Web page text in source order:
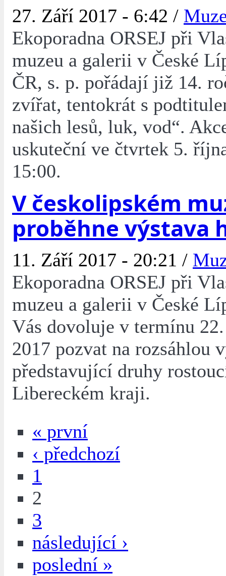
27. Září 2017 - 6:42 /
Ekoporadna ORSEJ při
muzeu a galerii v České
ČR, s. p. pořádají již 14.
zvířat, tentokrát s
našich lesů, luk, vod“.
uskuteční ve čtvrtek 5.
15:00.
V českolipském
proběhne výstava
11. Září 2017 - 20:21 /
Ekoporadna ORSEJ při
muzeu a galerii v České
Vás dovoluje v termínu
2017 pozvat na rozsáhlou
představující druhy
Libereckém kraji.
« první
‹ předchozí
1
2
3
následující ›
poslední »